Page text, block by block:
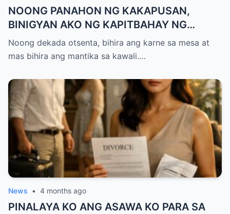
NOONG PANAHON NG KAKAPUSAN,
BINIGYAN AKO NG KAPITBAHAY NG
MANTIKA—NANG TIKMAN IYON NG TATAY
KO, KINALADKAD NIYA AKO PAPUNTANG
Noong dekada otsenta, bihira ang karne sa mesa at
mas bihira ang mantika sa kawali.…
News • 4 months ago
PINALAYA KO ANG ASAWA KO PARA SA